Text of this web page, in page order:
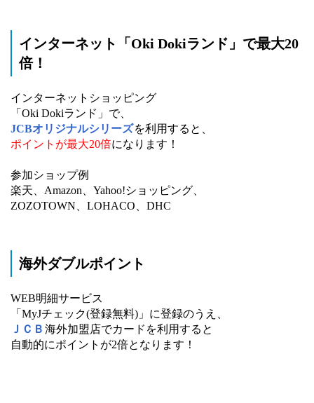
インターネット「Oki Dokiランド」で最大20
倍！
インターネットショッピング
「Oki Dokiランド」で、
JCBオリジナルシリーズを利用すると、
ポイントが最大20倍になります！
参加ショップ例
楽天、Amazon、Yahoo!ショッピング、
ZOZOTOWN、LOHACO、DHC
海外ダブルポイント
WEB明細サービス
「MyJチェック(登録無料)」に登録のうえ、
ＪＣＢ 海外加盟店でカードを利用すると
自動的にポイントが2倍となります！